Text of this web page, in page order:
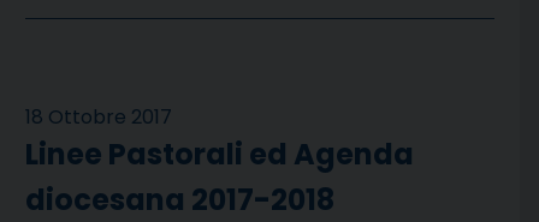
18 Ottobre 2017
Linee Pastorali ed Agenda
diocesana 2017-2018